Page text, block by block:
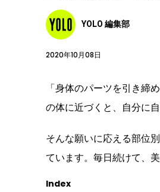
YOLO 編集部
2020年10月08日
「身体のパーツを引き締
の体に近づくと、自分に
そんな願いに応える部位
ています。毎日続けて、
Index